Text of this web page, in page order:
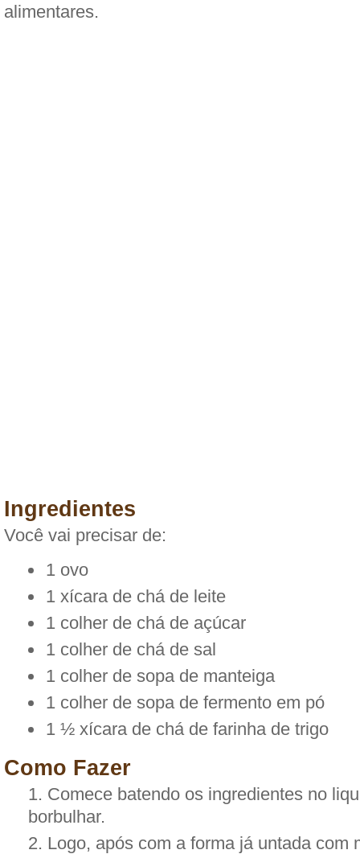
alimentares.
Ingredientes
Você vai precisar de:
1 ovo
1 xícara de chá de leite
1 colher de chá de açúcar
1 colher de chá de sal
1 colher de sopa de manteiga
1 colher de sopa de fermento em pó
1 ½ xícara de chá de farinha de trigo
Como Fazer
Comece batendo os ingredientes no
borbulhar.
Logo, após com a forma já untada com